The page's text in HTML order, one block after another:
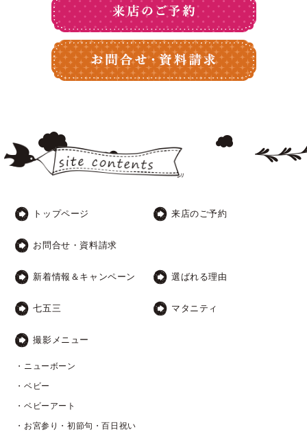
トップページ 来店のご予約
お問合せ・資料請求
新着情報＆キャンペーン 選ばれる理由
七五三 マタニティ
撮影メニュー
・ニューボーン
・ベビー
・ベビーアート
・お宮参り・初節句・百日祝い